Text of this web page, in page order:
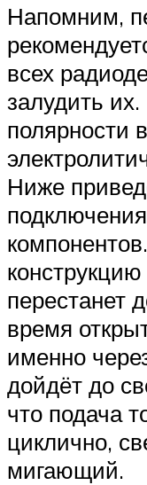
Напомним,
всех
залудить
полярности
Ниже
перестанет
время
именно
дойдёт до
что подача
циклично,
мигающий.